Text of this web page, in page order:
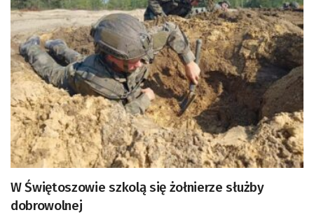
W Świętoszowie szkolą się żołnierze służby
dobrowolnej